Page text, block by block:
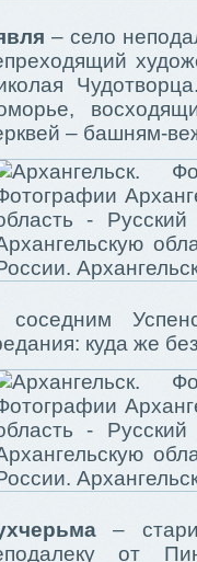
– село
– башням-
куда же
–
от